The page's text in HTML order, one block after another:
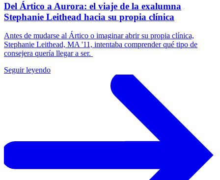
Del Ártico a Aurora: el viaje de la exalumna
Stephanie Leithead hacia su propia clínica
Antes de mudarse al Ártico o imaginar abrir su propia clínica,
Stephanie Leithead, MA '11, intentaba comprender qué tipo de
consejera quería llegar a ser.
Seguir leyendo